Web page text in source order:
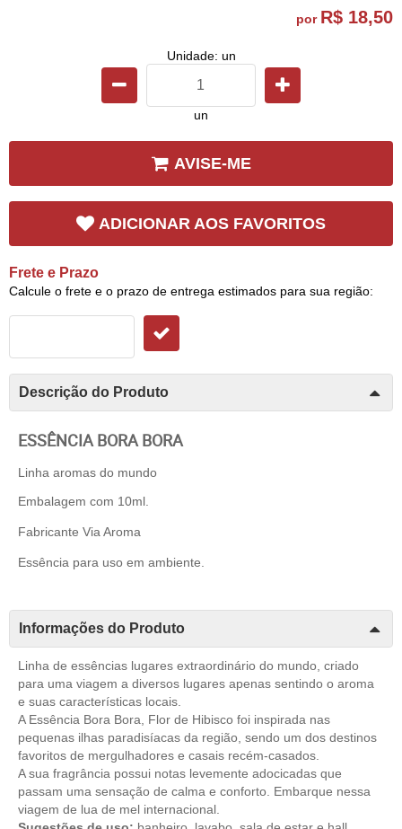
por R$ 18,50
Unidade: un
un
AVISE-ME
ADICIONAR AOS FAVORITOS
Frete e Prazo
Calcule o frete e o prazo de entrega estimados para sua região:
Descrição do Produto
ESSÊNCIA BORA BORA
Linha aromas do mundo
Embalagem com 10ml.
Fabricante Via Aroma
Essência para uso em ambiente.
Informações do Produto
Linha de essências lugares extraordinário do mundo, criado
para uma viagem a diversos lugares apenas sentindo o aroma
e suas características locais.
A Essência Bora Bora, Flor de Hibisco foi inspirada nas
pequenas ilhas paradisíacas da região, sendo um dos destinos
favoritos de mergulhadores e casais recém-casados.
A sua fragrância possui notas levemente adocicadas que
passam uma sensação de calma e conforto. Embarque nessa
viagem de lua de mel internacional.